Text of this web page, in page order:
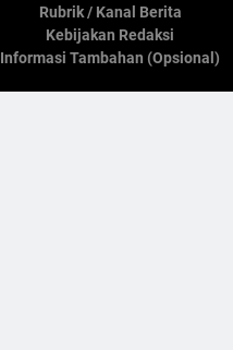
Rubrik / Kanal Berita
Kebijakan Redaksi
Informasi Tambahan (Opsional)